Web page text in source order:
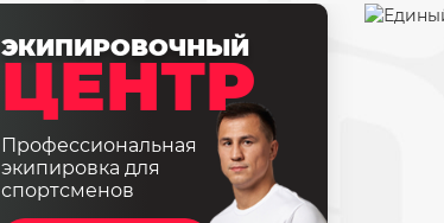
ЭКИПИРОВОЧНЫЙ
ЦЕНТР
Профессиональная
экипировка для
спортсменов